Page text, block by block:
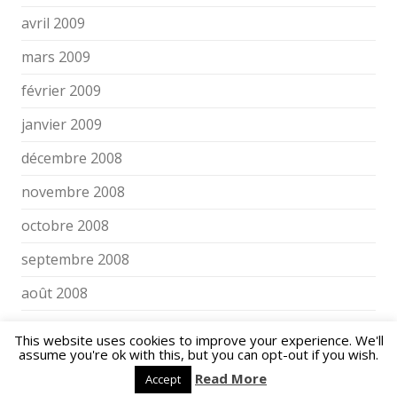
avril 2009
mars 2009
février 2009
janvier 2009
décembre 2008
novembre 2008
octobre 2008
septembre 2008
août 2008
juin 2008
This website uses cookies to improve your experience. We'll
assume you're ok with this, but you can opt-out if you wish.
Accept Read More